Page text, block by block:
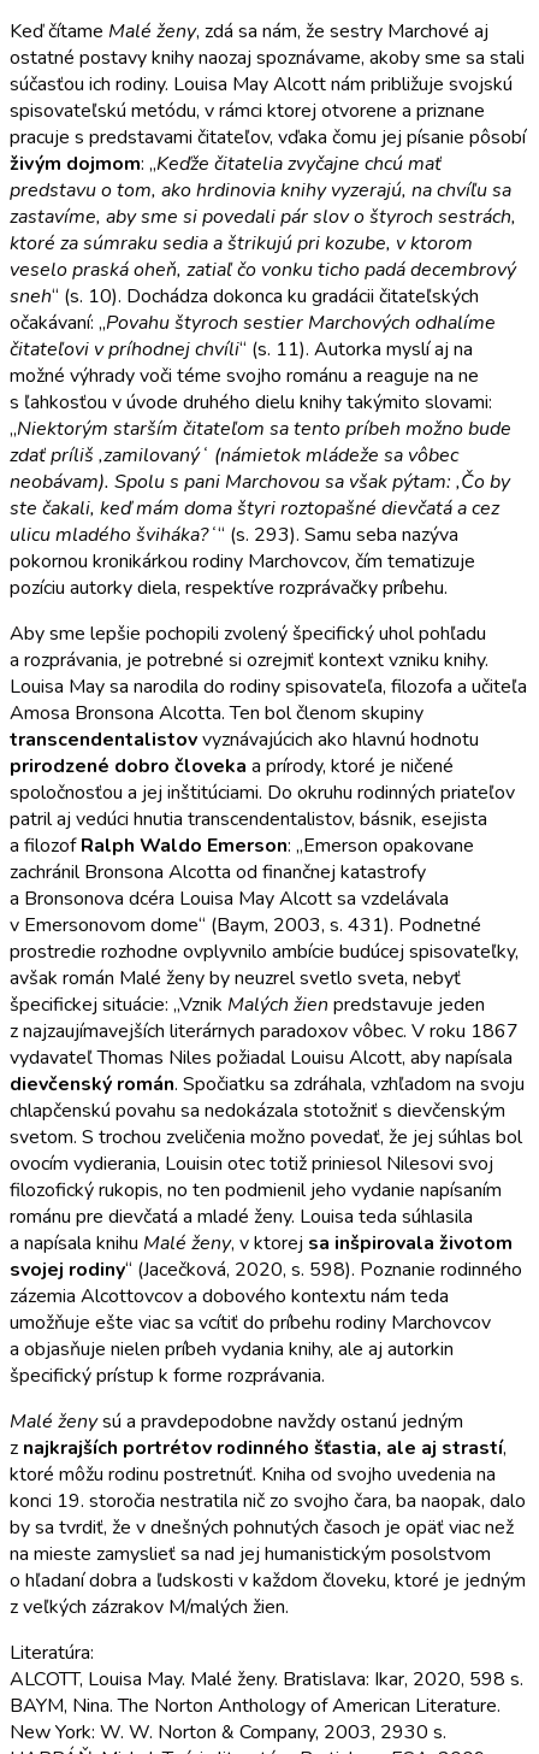
Keď čítame Malé ženy, zdá sa nám, že sestry Marchové aj
ostatné postavy knihy naozaj spoznávame, akoby sme sa stali
súčasťou ich rodiny. Louisa May Alcott nám približuje svojskú
spisovateľskú metódu, v rámci ktorej otvorene a priznane
pracuje s predstavami čitateľov, vďaka čomu jej písanie pôsobí
živým dojmom: „Keďže čitatelia zvyčajne chcú mať
predstavu o tom, ako hrdinovia knihy vyzerajú, na chvíľu sa
zastavíme, aby sme si povedali pár slov o štyroch sestrách,
ktoré za súmraku sedia a štrikujú pri kozube, v ktorom
veselo praská oheň, zatiaľ čo vonku ticho padá decembrový
sneh“ (s. 10). Dochádza dokonca ku gradácii čitateľských
očakávaní: „Povahu štyroch sestier Marchových odhalíme
čitateľovi v príhodnej chvíli“ (s. 11). Autorka myslí aj na
možné výhrady voči téme svojho románu a reaguje na ne
s ľahkosťou v úvode druhého dielu knihy takýmito slovami:
„Niektorým starším čitateľom sa tento príbeh možno bude
zdať príliš ,zamilovanýʻ (námietok mládeže sa vôbec
neobávam). Spolu s pani Marchovou sa však pýtam: ,Čo by
ste čakali, keď mám doma štyri roztopašné dievčatá a cez
ulicu mladého šviháka?ʻ“ (s. 293). Samu seba nazýva
pokornou kronikárkou rodiny Marchovcov, čím tematizuje
pozíciu autorky diela, respektíve rozprávačky príbehu.
Aby sme lepšie pochopili zvolený špecifický uhol pohľadu
a rozprávania, je potrebné si ozrejmiť kontext vzniku knihy.
Louisa May sa narodila do rodiny spisovateľa, filozofa a učiteľa
Amosa Bronsona Alcotta. Ten bol členom skupiny
transcendentalistovvyznávajúcich ako hlavnú hodnotu
prirodzené dobro človeka a prírody, ktoré je ničené
spoločnosťou a jej inštitúciami. Do okruhu rodinných priateľov
patril aj vedúci hnutia transcendentalistov, básnik, esejista
a filozofRalph Waldo Emerson: „Emerson opakovane
zachránil Bronsona Alcotta od finančnej katastrofy
a Bronsonova dcéra Louisa May Alcott sa vzdelávala
v Emersonovom dome“ (Baym, 2003, s. 431). Podnetné
prostredie rozhodne ovplyvnilo ambície budúcej spisovateľky,
avšak román Malé ženy by neuzrel svetlo sveta, nebyť
špecifickej situácie: „Vznik Malých žien predstavuje jeden
z najzaujímavejších literárnych paradoxov vôbec. V roku 1867
vydavateľ Thomas Niles požiadal Louisu Alcott, aby napísala
dievčenský román. Spočiatku sa zdráhala, vzhľadom na svoju
chlapčenskú povahu sa nedokázala stotožniť s dievčenským
svetom. S trochou zveličenia možno povedať, že jej súhlas bol
ovocím vydierania, Louisin otec totiž priniesol Nilesovi svoj
filozofický rukopis, no ten podmienil jeho vydanie napísaním
románu pre dievčatá a mladé ženy. Louisa teda súhlasila
a napísala knihu Malé ženy, v ktorej sa inšpirovala životom
svojej rodiny“ (Jacečková, 2020, s. 598). Poznanie rodinného
zázemia Alcottovcov a dobového kontextu nám teda
umožňuje ešte viac sa vcítiť do príbehu rodiny Marchovcov
a objasňuje nielen príbeh vydania knihy, ale aj autorkin
špecifický prístup k forme rozprávania.
Malé ženysú a pravdepodobne navždy ostanú jedným
z najkrajších portrétov rodinného šťastia, ale aj strastí,
ktoré môžu rodinu postretnúť. Kniha od svojho uvedenia na
konci 19. storočia nestratila nič zo svojho čara, ba naopak, dalo
by sa tvrdiť, že v dnešných pohnutých časoch je opäť viac než
na mieste zamyslieť sa nad jej humanistickým posolstvom
o hľadaní dobra a ľudskosti v každom človeku, ktoré je jedným
z veľkých zázrakov M/malých žien.
Literatúra:
ALCOTT, Louisa May. Malé ženy. Bratislava: Ikar, 2020, 598 s.
BAYM, Nina. The Norton Anthology of American Literature.
New York: W. W. Norton & Company, 2003, 2930 s.